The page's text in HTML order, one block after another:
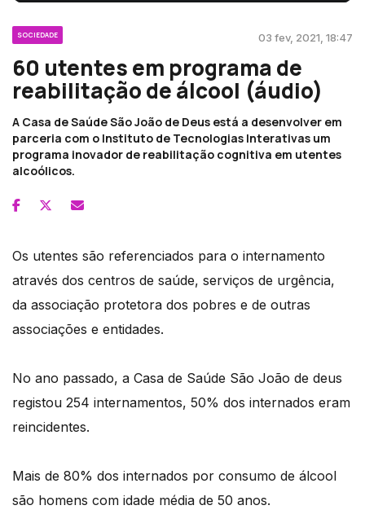
SOCIEDADE 03 fev, 2021, 18:47
60 utentes em programa de
reabilitação de álcool (áudio)
A Casa de Saúde São João de Deus está a desenvolver em
parceria com o Instituto de Tecnologias Interativas um
programa inovador de reabilitação cognitiva em utentes
alcoólicos.
Os utentes são referenciados para o internamento
através dos centros de saúde, serviços de urgência,
da associação protetora dos pobres e de outras
associações e entidades.
No ano passado, a Casa de Saúde São João de deus
registou 254 internamentos, 50% dos internados eram
reincidentes.
Mais de 80% dos internados por consumo de álcool
são homens com idade média de 50 anos.